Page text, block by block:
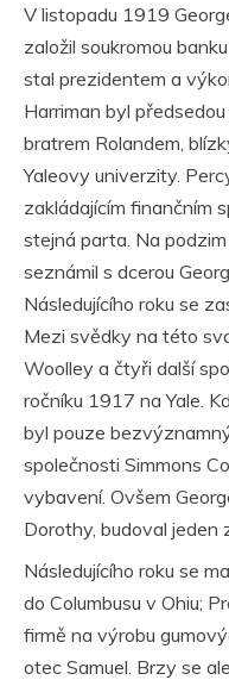
V listopadu 1919
založil soukromou
stal prezidentem a
Harriman byl
bratrem Rolandem,
Yaleovy univerzity.
zakládajícím finančním
stejná parta. Na
seznámil s dcerou
Následujícího roku se
Mezi svědky na této
Woolley a čtyři další
ročníku 1917 na Yale.
byl pouze
společnosti Simmons
vybavení. Ovšem
Dorothy, budoval jeden
Následujícího roku se
do Columbusu v Ohiu;
firmě na výrobu
otec Samuel. Brzy se